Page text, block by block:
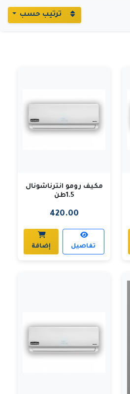
ترتيب حسب
مكيف رومو انترناشونال
1.5طن
420.00
تفاصيل إضافة